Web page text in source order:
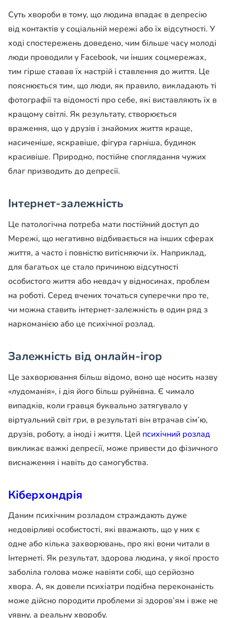
Суть хвороби в тому, що людина впадає в депресію
від контактів у соціальній мережі або їх відсутності. У
ході спостережень доведено, чим більше часу молоді
люди проводили у Facebook, чи інших соцмережах,
тим гірше ставав їх настрій і ставлення до життя. Це
пояснюється тим, що люди, як правило, викладають ті
фотографії та відомості про себе, які виставляють їх в
кращому світлі. Як результату, створюється
враження, що у друзів і знайомих життя краще,
насиченіше, яскравіше, фігура гарніша, будинок
красивіше. Природно, постійне споглядання чужих
благ призводить до депресії.
Інтернет-залежність
Це патологічна потреба мати постійний доступ до
Мережі, що негативно відбивається на інших сферах
життя, а часто і повністю витісняючи їх. Наприклад,
для багатьох це стало причиною відсутності
особистого життя або невдач у відносинах, проблем
на роботі. Серед вчених точаться суперечки про те,
чи можна ставить інтернет-залежність в один ряд з
наркоманією або це психічної розлад.
Залежність від онлайн-ігор
Це захворювання більш відомо, воно ще носить назву
«лудоманія», і дія його більш руйнівна. Є чимало
випадків, коли гравця буквально затягувало у
віртуальний світ гри, в результаті він втрачав сім’ю,
друзів, роботу, а іноді і життя. Цей психічний розлад
викликає важкі депресії, може привести до фізичного
виснаження і навіть до самогубства.
Кіберхондрія
Даним психічним розладом страждають дуже
недовірливі особистості, які вважають, що у них є
одне або кілька захворювань, про які вони читали в
Інтернеті. Як результат, здорова людина, у якої просто
заболіла голова може навіяти собі, що серйозно
хвора. А, як довели психіатри подібна переконаність
може дійсно породити проблеми зі здоров’ям і вже не
уявну, а реальну хворобу.